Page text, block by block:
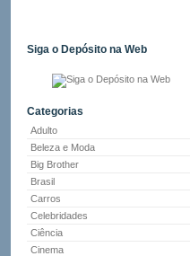
Siga o Depósito na Web
Categorias
Adulto
Beleza e Moda
Big Brother
Brasil
Carros
Celebridades
Ciência
Cinema